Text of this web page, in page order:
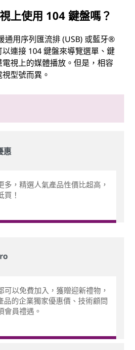
上使用 104 鍵盤嗎？
通用序列匯流排 (USB) 或藍牙®
連接 104 鍵盤來導覽選單、鍵
視上的媒體播放。但是，相容
型號而異。
惠
多，精選人氣產品性價比超高，
買！
可以免費加入，獲贈迎新禮物，
品的企業獨家優惠價、技術顧問
會員禮遇。